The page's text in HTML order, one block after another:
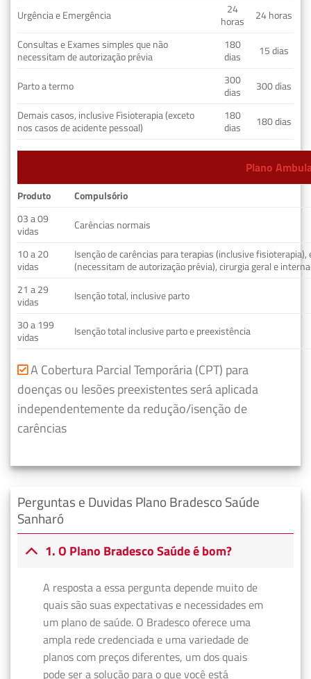
Urgência e Emergência
24
horas
24 horas
Consultas e Exames simples que não
necessitam de autorização prévia
180
dias
15 dias
Parto a termo
300
dias
300 dias
Demais casos, inclusive Fisioterapia (exceto
nos casos de acidente pessoal)
180
dias
180 dias
Plano
Produto
Compulsório
03 a 09
vidas
Carências normais
10 a 20
vidas
Isenção de carências para terapias (inclusive fisioterapia),
(necessitam de autorização prévia), cirurgia geral e
21 a 29
vidas
Isenção total, inclusive parto
30 a 199
vidas
Isenção total inclusive parto e preexistência
A Cobertura Parcial Temporária (CPT) para
doenças ou lesões preexistentes será aplicada
independentemente da redução/isenção de
carências
Perguntas e Duvidas Plano Bradesco Saúde
Sanharó
1. O Plano Bradesco Saúde é bom?
A resposta a essa pergunta depende muito de
quais são suas expectativas e necessidades em
um plano de saúde. O Bradesco oferece uma
ampla rede credenciada e uma variedade de
planos com preços diferentes, um dos quais
pode ser a solução para o que você está